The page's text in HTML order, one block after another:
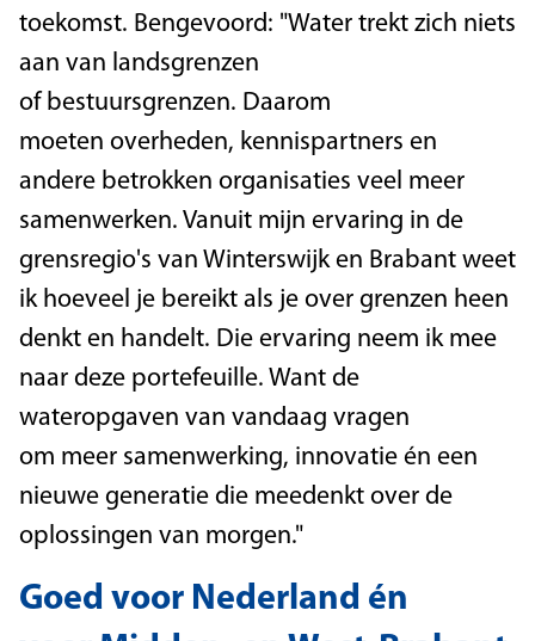
toekomst. Bengevoord: "Water trekt zich niets
aan van landsgrenzen
of bestuursgrenzen. Daarom
moeten overheden, kennispartners en
andere betrokken organisaties veel meer
samenwerken. Vanuit mijn ervaring in de
grensregio's van Winterswijk en Brabant weet
ik hoeveel je bereikt als je over grenzen heen
denkt en handelt. Die ervaring neem ik mee
naar deze portefeuille. Want de
wateropgaven van vandaag vragen
om meer samenwerking, innovatie én een
nieuwe generatie die meedenkt over de
oplossingen van morgen."
Goed voor Nederland én